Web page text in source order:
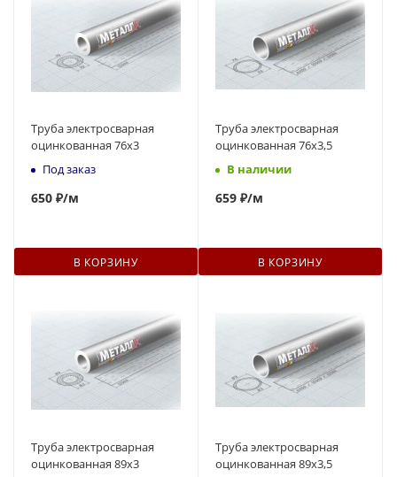
Труба электросварная
оцинкованная 76х3
Под заказ
650 ₽/м
В КОРЗИНУ
Труба электросварная
оцинкованная 76х3,5
В наличии
659 ₽/м
В КОРЗИНУ
Труба электросварная
оцинкованная 89х3
Труба электросварная
оцинкованная 89х3,5